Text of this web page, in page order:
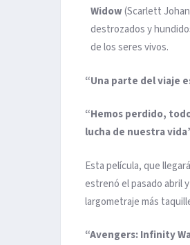
Widow(Scarlett
destrozados y
de los seres vivos.
“Una parte del viaje
“Hemos perdido,
lucha de nuestra
Esta película, que
estrenó el pasado abril
largometraje más
“Avengers: Infinity